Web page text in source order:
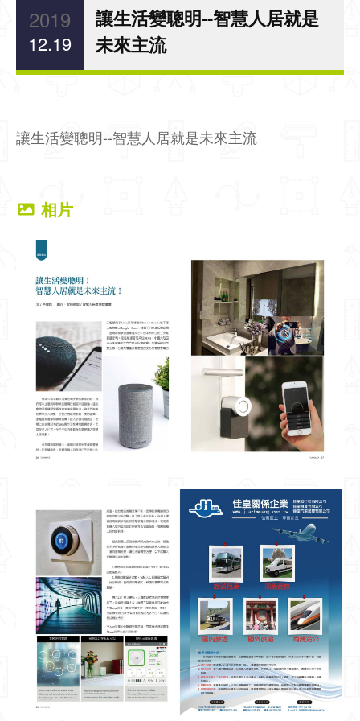
2019
12.19
讓生活變聰明--智慧人居就是
未來主流
讓生活變聰明--智慧人居就是未來主流
相片